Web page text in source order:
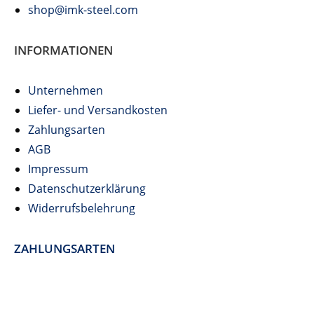
shop@imk-steel.com
INFORMATIONEN
Unternehmen
Liefer- und Versandkosten
Zahlungsarten
AGB
Impressum
Datenschutzerklärung
Widerrufsbelehrung
ZAHLUNGSARTEN